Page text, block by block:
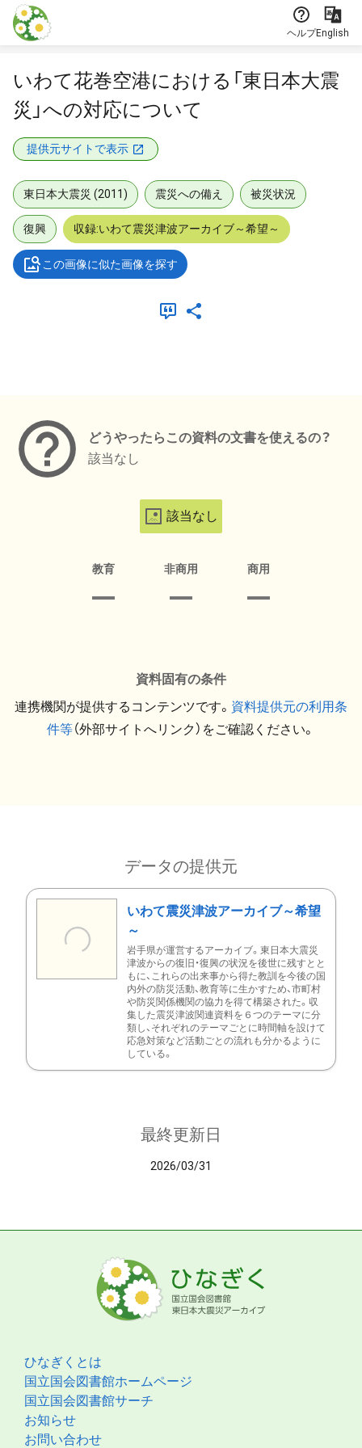
本文に飛ぶ
ヘルプEnglish
いわて花巻空港における「東日本大震
災」への対応について
提供元サイトで表示
東日本大震災 (2011) 震災への備え 被災状況
復興 収録:いわて震災津波アーカイブ～希望～
この画像に似た画像を探す
どうやったらこの資料の文書を使えるの？
該当なし
該当なし
教育 非商用 商用
資料固有の条件
連携機関が提供するコンテンツです。 資料提供元の利用条
件等（外部サイトへリンク）をご確認ください。
データの提供元
いわて震災津波アーカイブ～希望
～
岩手県が運営するアーカイブ。東日本大震災
津波からの復旧・復興の状況を後世に残すとと
もに、これらの出来事から得た教訓を今後の国
内外の防災活動、教育等に生かすため、市町村
や防災関係機関の協力を得て構築された。収
集した震災津波関連資料を６つのテーマに分
類し、それぞれのテーマごとに時間軸を設けて
応急対策など活動ごとの流れも分かるように
している。
最終更新日
2026/03/31
ひなぎくとは
国立国会図書館ホームページ
国立国会図書館サーチ
お知らせ
お問い合わせ